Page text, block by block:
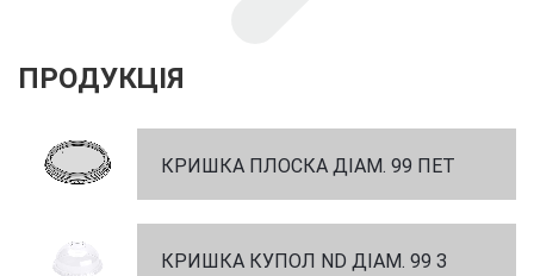
ПРОДУКЦІЯ
КРИШКА ПЛОСКА ДІАМ. 99 ПЕТ
КРИШКА КУПОЛ ND ДІАМ. 99 З